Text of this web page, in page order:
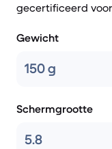
gecertificeerd
Gewicht
150 g
Schermgrootte
5.8